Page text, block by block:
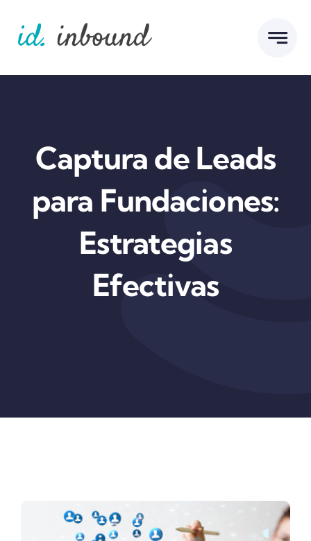
content
Captura de Leads
para Fundaciones:
Estrategias
Efectivas